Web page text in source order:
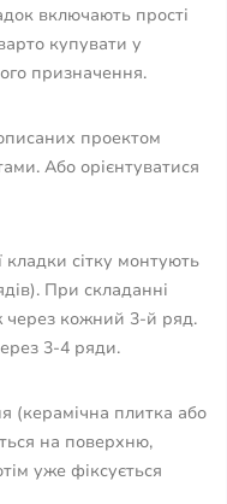
включають прості
купувати у
призначення.
проектом
Або орієнтуватися
сітку монтують
При складанні
через кожний 3-й ряд.
3-4 ряди.
(керамічна плитка або
на поверхню,
уже фіксується